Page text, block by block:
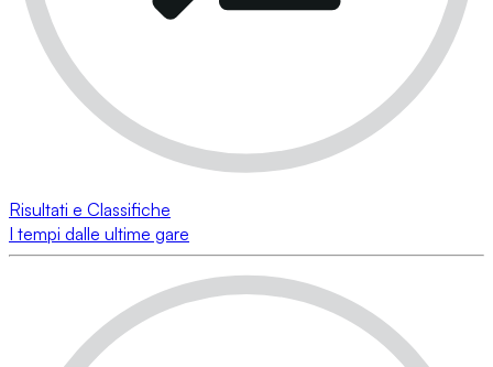
Risultati e Classifiche
I tempi dalle ultime gare